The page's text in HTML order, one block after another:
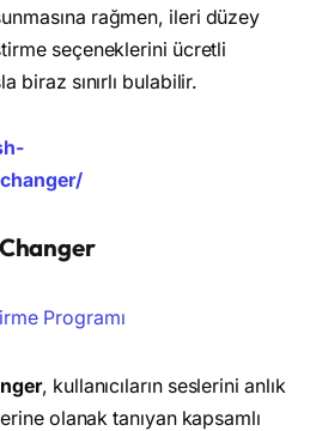
rağmen, ileri düzey
seçeneklerini ücretli
biraz sınırlı bulabilir.
, kullanıcıların seslerini anlık
olanak tanıyan kapsamlı